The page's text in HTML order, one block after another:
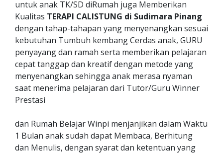
untuk anak TK/SD diRumah juga Memberikan
Kualitas TERAPI CALISTUNG di Sudimara Pinang
dengan tahap-tahapan yang menyenangkan sesuai
kebutuhan Tumbuh kembang Cerdas anak, GURU
penyayang dan ramah serta memberikan pelajaran
cepat tanggap dan kreatif dengan metode yang
menyenangkan sehingga anak merasa nyaman
saat menerima pelajaran dari Tutor/Guru Winner
Prestasi
dan Rumah Belajar Winpi menjanjikan dalam Waktu
1 Bulan anak sudah dapat Membaca, Berhitung
dan Menulis, dengan syarat dan ketentuan yang